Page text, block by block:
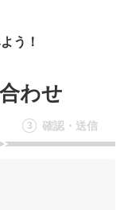
う！
わせ
3 確認・送信